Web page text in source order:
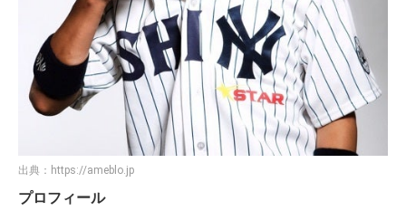
出典： https://ameblo.jp
プロフィール